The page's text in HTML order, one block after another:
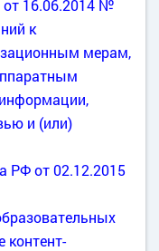
16.06.2014 №
к
мерам,
и (или)
РФ от 02.12.2015
контент-